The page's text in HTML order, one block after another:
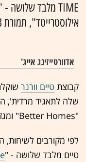
אילוסטרייטד", תמורת 2.4-3 מיליארד דולר
אדוורטייזינג אייג'
קבוצת טיים וורנר
שלה לתאגיד מרדית',
"Better Homes" ומגזין הגינון "Gardens".
לפי מקורבים לשיחות,
טיים מלבד שלושה - "